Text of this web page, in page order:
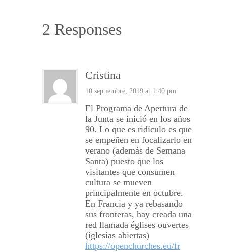
2 Responses
Cristina
10 septiembre, 2019 at 1:40 pm
El Programa de Apertura de
la Junta se inició en los años
90. Lo que es ridículo es que
se empeñen en focalizarlo en
verano (además de Semana
Santa) puesto que los
visitantes que consumen
cultura se mueven
principalmente en octubre.
En Francia y ya rebasando
sus fronteras, hay creada una
red llamada églises ouvertes
(iglesias abiertas)
https://openchurches.eu/fr